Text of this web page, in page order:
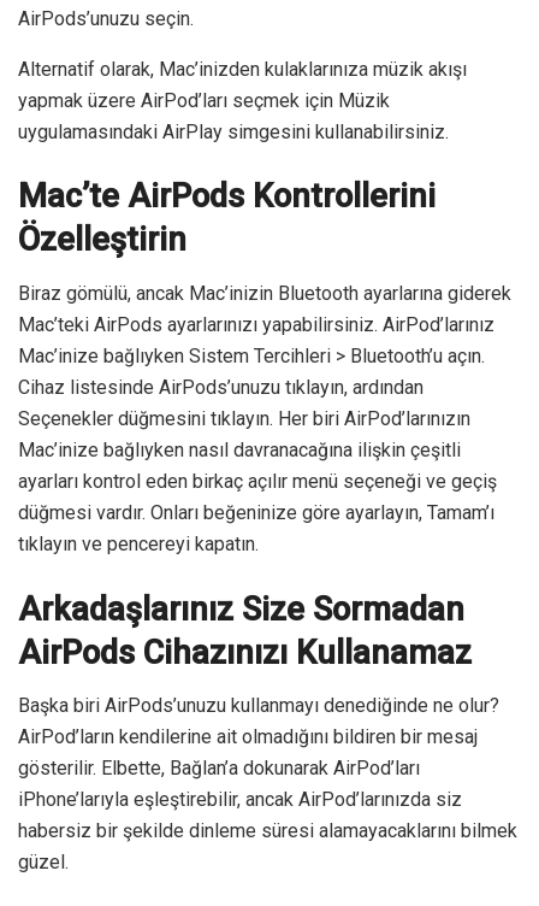
AirPods’unuzu seçin.
Alternatif olarak, Mac’inizden kulaklarınıza müzik akışı
yapmak üzere AirPod’ları seçmek için Müzik
uygulamasındaki AirPlay simgesini kullanabilirsiniz.
Mac’te AirPods Kontrollerini
Özelleştirin
Biraz gömülü, ancak Mac’inizin Bluetooth ayarlarına giderek
Mac’teki AirPods ayarlarınızı yapabilirsiniz. AirPod’larınız
Mac’inize bağlıyken Sistem Tercihleri ​​> Bluetooth’u açın.
Cihaz listesinde AirPods’unuzu tıklayın, ardından
Seçenekler düğmesini tıklayın. Her biri AirPod’larınızın
Mac’inize bağlıyken nasıl davranacağına ilişkin çeşitli
ayarları kontrol eden birkaç açılır menü seçeneği ve geçiş
düğmesi vardır. Onları beğeninize göre ayarlayın, Tamam’ı
tıklayın ve pencereyi kapatın.
Arkadaşlarınız Size Sormadan
AirPods Cihazınızı Kullanamaz
Başka biri AirPods’unuzu kullanmayı denediğinde ne olur?
AirPod’ların kendilerine ait olmadığını bildiren bir mesaj
gösterilir. Elbette, Bağlan’a dokunarak AirPod’ları
iPhone’larıyla eşleştirebilir, ancak AirPod’larınızda siz
habersiz bir şekilde dinleme süresi alamayacaklarını bilmek
güzel.